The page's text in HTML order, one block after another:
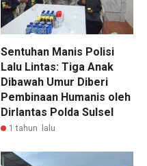
Sentuhan Manis Polisi
Lalu Lintas: Tiga Anak
Dibawah Umur Diberi
Pembinaan Humanis oleh
Dirlantas Polda Sulsel
1 tahun lalu